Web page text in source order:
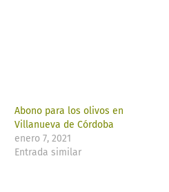
Abono para los olivos en
Villanueva de Córdoba
enero 7, 2021
Entrada similar